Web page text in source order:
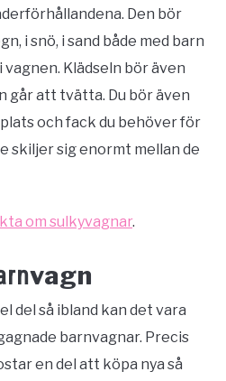
Den bör
i snö, i sand både med barn
Klädseln bör även
går att tvätta. Du bör även
och fack du behöver för
skiljer sig enormt mellan de
om sulkyvagnar.
vagn
del så ibland kan det vara
barnvagnar. Precis
en del att köpa nya så